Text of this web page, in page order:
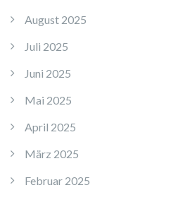
August 2025
Juli 2025
Juni 2025
Mai 2025
April 2025
März 2025
Februar 2025